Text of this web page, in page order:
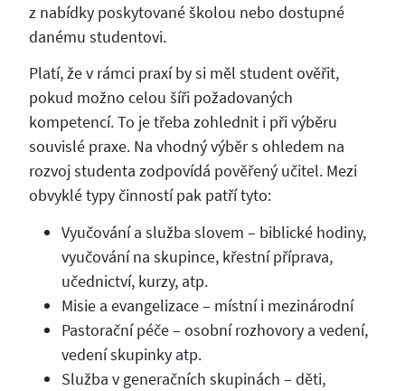
z nabídky poskytované školou nebo dostupné
danému studentovi.
Platí, že v rámci praxí by si měl student ověřit,
pokud možno celou šíři požadovaných
kompetencí. To je třeba zohlednit i při výběru
souvislé praxe. Na vhodný výběr s ohledem na
rozvoj studenta zodpovídá pověřený učitel. Mezi
obvyklé typy činností pak patří tyto:
Vyučování a služba slovem – biblické hodiny,
vyučování na skupince, křestní příprava,
učednictví, kurzy, atp.
Misie a evangelizace – místní i mezinárodní
Pastorační péče – osobní rozhovory a vedení,
vedení skupinky atp.
Služba v generačních skupinách – děti,